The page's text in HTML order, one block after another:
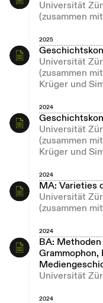
Universität
(zusammen
2025
Universität
(zusammen
Krüger und
2024
Universität
(zusammen
Krüger und
2024
MA: Varieties
Universität
(zusammen
2024
BA: Methoden
Grammophon,
Universität
2024